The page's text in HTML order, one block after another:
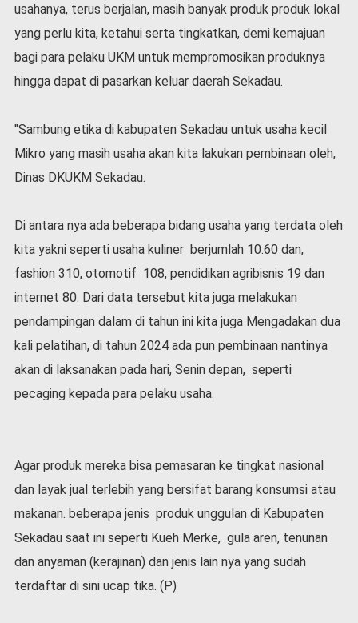
usahanya, terus berjalan, masih banyak produk produk lokal
yang perlu kita, ketahui serta tingkatkan, demi kemajuan
bagi para pelaku UKM untuk mempromosikan produknya
hingga dapat di pasarkan keluar daerah Sekadau.
"Sambung etika di kabupaten Sekadau untuk usaha kecil
Mikro yang masih usaha akan kita lakukan pembinaan oleh,
Dinas DKUKM Sekadau.
Di antara nya ada beberapa bidang usaha yang terdata oleh
kita yakni seperti usaha kuliner berjumlah 10.60 dan,
fashion 310, otomotif 108, pendidikan agribisnis 19 dan
internet 80. Dari data tersebut kita juga melakukan
pendampingan dalam di tahun ini kita juga Mengadakan dua
kali pelatihan, di tahun 2024 ada pun pembinaan nantinya
akan di laksanakan pada hari, Senin depan, seperti
pecaging kepada para pelaku usaha.
Agar produk mereka bisa pemasaran ke tingkat nasional
dan layak jual terlebih yang bersifat barang konsumsi atau
makanan. beberapa jenis produk unggulan di Kabupaten
Sekadau saat ini seperti Kueh Merke, gula aren, tenunan
dan anyaman (kerajinan) dan jenis lain nya yang sudah
terdaftar di sini ucap tika. (P)